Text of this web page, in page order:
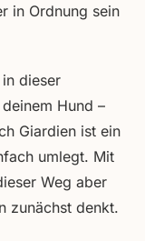
in Ordnung sein
dieser
Hund –
Giardien ist ein
umlegt. Mit
Weg aber
zunächst denkt.